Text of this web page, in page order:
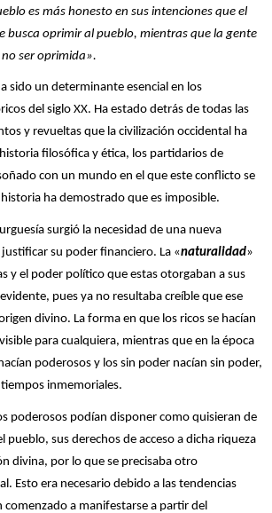
es más honesto en sus intenciones que el
busca oprimir al pueblo, mientras que la gente
ser oprimida».
sido un determinante esencial en los
del siglo XX. Ha estado detrás de todas las
y revueltas que la civilización occidental ha
filosófica y ética, los partidarios de
con un mundo en el que este conflicto se
ha demostrado que es imposible.
surgió la necesidad de una nueva
su poder financiero. La «naturalidad»
y el poder político que estas otorgaban a sus
pues ya no resultaba creíble que ese
divino. La forma en que los ricos se hacían
para cualquiera, mientras que en la época
poderosos y los sin poder nacían sin poder,
inmemoriales.
poderosos podían disponer como quisieran de
pueblo, sus derechos de acceso a dicha riqueza
divina, por lo que se precisaba otro
Esto era necesario debido a las tendencias
comenzado a manifestarse a partir del